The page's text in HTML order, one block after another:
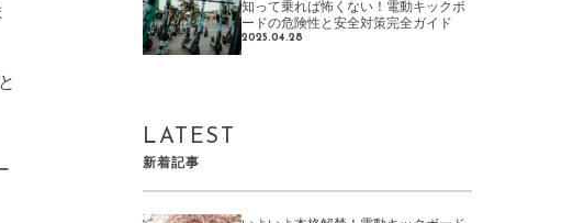
知って乗れば怖くない！電動キックボ
ードの危険性と安全対策完全ガイド
2025.04.28
LATEST
新着記事